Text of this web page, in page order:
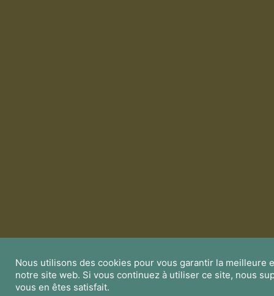
Nous utilisons des cookies pour vous garantir la meilleure
notre site web. Si vous continuez à utiliser ce site, nous
vous en êtes satisfait.